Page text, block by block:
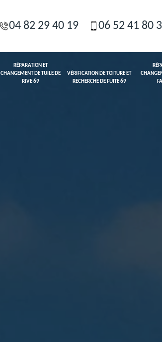
04 82 29 40 19 06 52 41 80
RÉPARATION ET
CHANGEMENT DE TUILE DE
RIVE 69
VÉRIFICATION DE TOITURE ET
RECHERCHE DE FUITE 69